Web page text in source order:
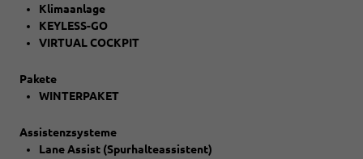
Klimaanlage
KEYLESS-GO
VIRTUAL COCKPIT
Pakete
WINTERPAKET
Assistenzsysteme
Lane Assist (Spurhalteassistent)